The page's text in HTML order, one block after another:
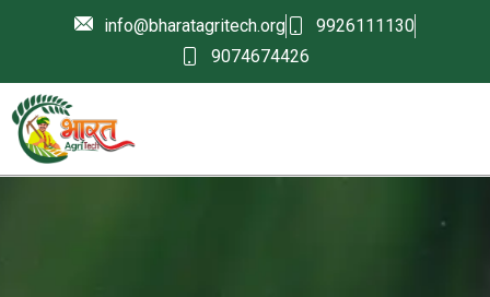
info@bharatagritech.org
9926111130
9074674426